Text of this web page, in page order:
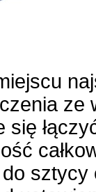
się